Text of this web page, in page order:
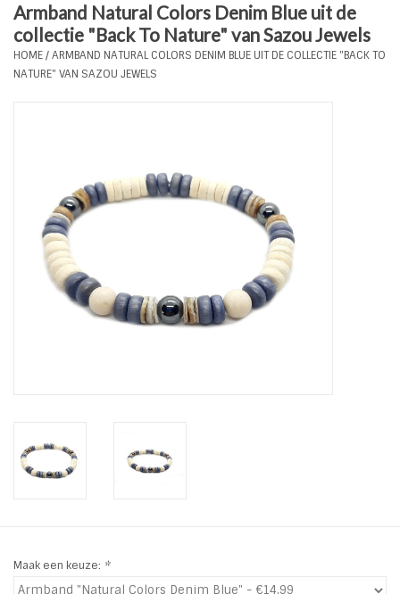
Plus Size Sieraden
Enkelbandjes
Zonnebrillen
Fashion
ON THE BEACH
LIFESTYLE PRODUCTEN
SALE
Armband Natural Colors Denim Blue uit de
collectie "Back To Nature" van Sazou Jewels
HOME/ARMBAND NATURAL COLORS DENIM BLUE UIT DE COLLECTIE "BACK TO
NATURE" VAN SAZOU JEWELS
Maak een keuze: *